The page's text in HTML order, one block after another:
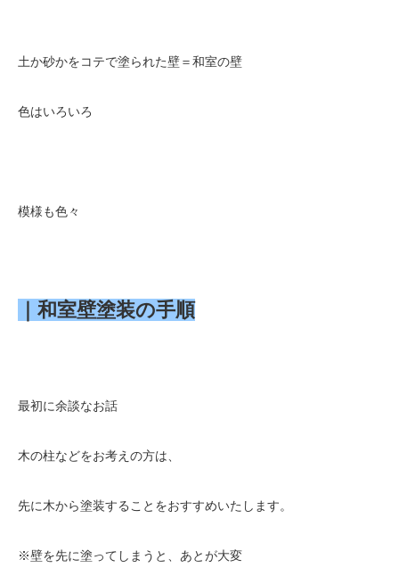
土か砂かをコテで塗られた壁＝和室の壁
色はいろいろ
模様も色々
｜和室壁塗装の手順
最初に余談なお話
木の柱などをお考えの方は、
先に木から塗装することをおすすめいたします。
※壁を先に塗ってしまうと、あとが大変